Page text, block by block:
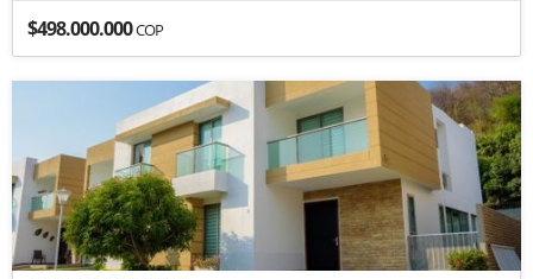
$498.000.000COP